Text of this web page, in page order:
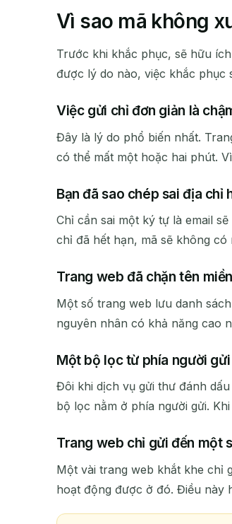
Vì sao mã không
Trước khi khắc phục, sẽ hữu
được lý do nào, việc khắc phục
Việc gửi chỉ đơn giản là
Đây là lý do phổ biến nhất.
có thể mất một hoặc hai phút.
Bạn đã sao chép sai địa chỉ
Chỉ cần sai một ký tự là email
chỉ đã hết hạn, mã sẽ không có
Trang web đã chặn tên
Một số trang web lưu danh
nguyên nhân có khả năng cao
Một bộ lọc từ phía người
Đôi khi dịch vụ gửi thư đánh
bộ lọc nằm ở phía người gửi.
Trang web chỉ gửi đến một
Một vài trang web khắt khe chỉ
hoạt động được ở đó. Điều này